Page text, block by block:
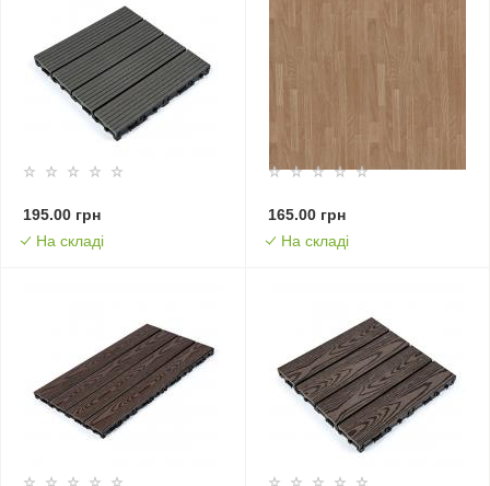
195.00 грн
На складі
165.00 грн
На складі